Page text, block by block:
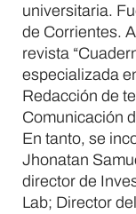
universitaria.
de Corrientes.
revista
especializada
Redacción de
Comunicación
En tanto, se
Jhonatan
director de
Lab; Director